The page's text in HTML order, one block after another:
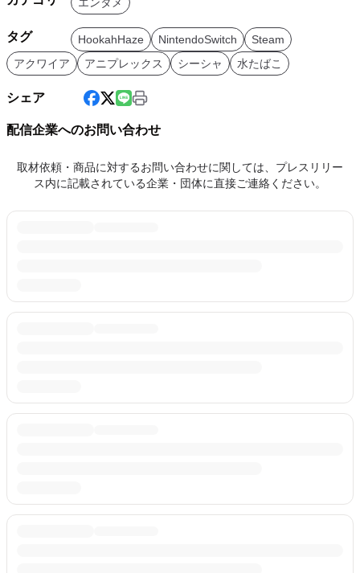
タグ HookahHaze NintendoSwitch
Steam
アクワイア
アニプレックス シーシャ 水たばこ
シェア
配信企業へのお問い合わせ
取材依頼・商品に対するお問い合わせに関しては、プレスリリー
ス内に記載されている企業・団体に直接ご連絡ください。